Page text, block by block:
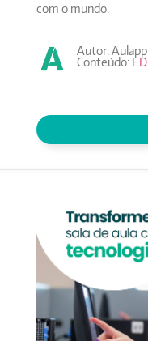
com o mundo.
Autor:
Conteúdo: